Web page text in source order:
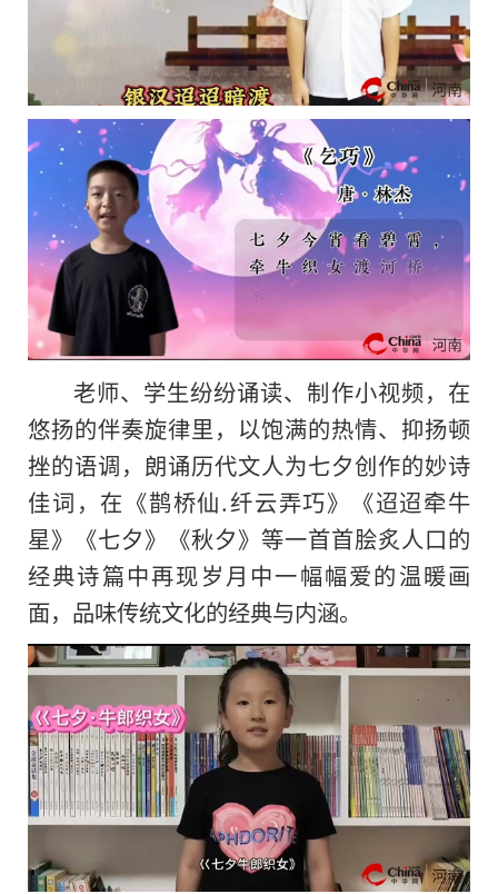
老师、学生纷纷诵读、制作小视频，在
悠扬的伴奏旋律里，以饱满的热情、抑扬顿
挫的语调，朗诵历代文人为七夕创作的妙诗
佳词，在《鹊桥仙.纤云弄巧》《迢迢牵牛
星》《七夕》《秋夕》等一首首脍炙人口的
经典诗篇中再现岁月中一幅幅爱的温暖画
面，品味传统文化的经典与内涵。